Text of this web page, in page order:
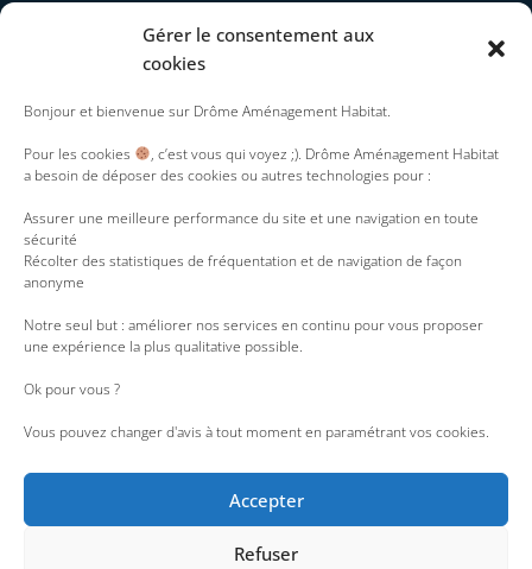
Gérer le consentement aux
cookies
Bonjour et bienvenue sur Drôme Aménagement Habitat.
Pour les cookies
, c’est vous qui voyez ;). Drôme Aménagement Habitat
a besoin de déposer des cookies ou autres technologies pour :
Assurer une meilleure performance du site et une navigation en toute
sécurité
Récolter des statistiques de fréquentation et de navigation de façon
anonyme
Notre seul but : améliorer nos services en continu pour vous proposer
une expérience la plus qualitative possible.
Ok pour vous ?
Vous pouvez changer d'avis à tout moment en paramétrant vos cookies.
Accepter
Refuser
SUIVEZ-NOUS
Y
o
u
t
u
e
T
w
t
t
r
L
i
k
e
i
R
s
s
I
n
s
t
a
r
m
Accessibilité : partiellement conforme|